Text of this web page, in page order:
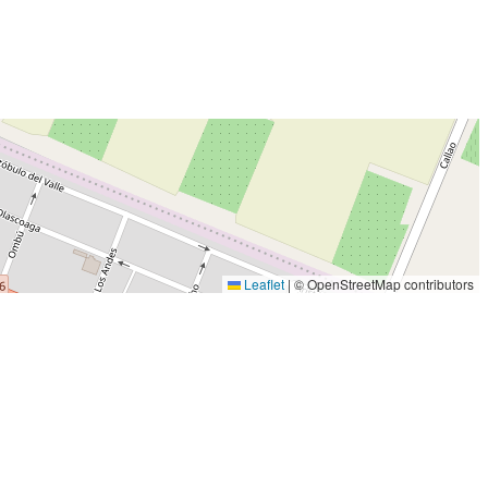
Leaflet | © OpenStreetMap contributors